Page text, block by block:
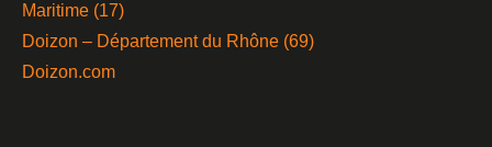
Maritime (17)
Doizon – Département du Rhône (69)
Doizon.com